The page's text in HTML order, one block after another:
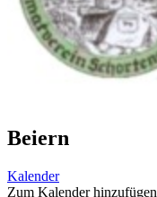
Beiern
Kalender
Zum Kalender hinzufügen